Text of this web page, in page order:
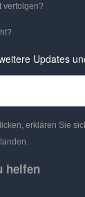
verfolgen?
Updates
erklären Sie
helfen